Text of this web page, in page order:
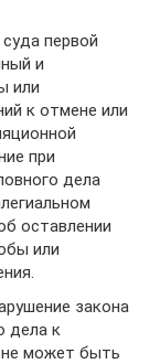
первой
и
или
к отмене или
при
дела
оставлении
или
закона
дела к
может быть